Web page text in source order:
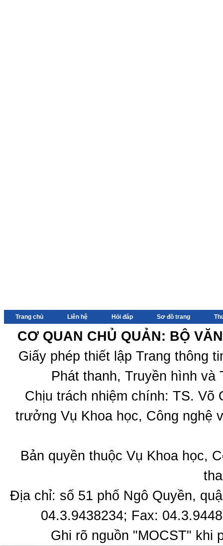
Trang chủ Liên hệ Hỏi đáp Sơ đồ trang
CƠ QUAN CHỦ QUẢN: BỘ
Giấy phép thiết lập Trang thông
Phát thanh, Truyền hình
Chịu trách nhiệm chính: TS.
trưởng Vụ Khoa học, Công nghệ
Bản quyền thuộc Vụ Khoa học,
Địa chỉ: số 51 phố Ngô Quyền,
04.3.9438234; Fax:
Ghi rõ nguồn "MOCST" khi